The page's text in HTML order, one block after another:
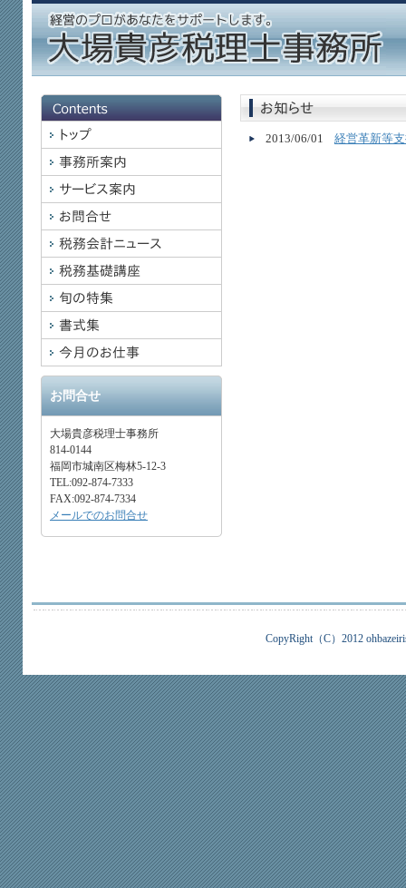
2013/06/01 経営革新等
お問合せ
大場貴彦税理士事務所
814-0144
福岡市城南区梅林5-12-3
TEL:092-874-7333
FAX:092-874-7334
メールでのお問合せ
CopyRight（C）2012